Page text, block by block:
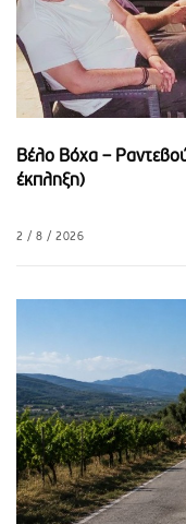
Ο
Βέλο Βόχα –
έκπληξη)
2 / 8 / 2026